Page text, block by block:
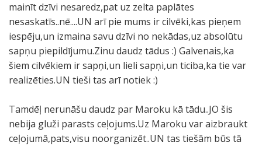
mainīt dzīvi nesaredz,pat uz zelta paplātes
nesaskatīs..nē....UN arī pie mums ir cilvēki,kas pieņem
iespēju,un izmaina savu dzīvi no nekādas,uz absolūtu
sapņu piepildījumu.Zinu daudz tādus :) Galvenais,ka
šiem cilvēkiem ir sapņi,un lieli sapņi,un ticiba,ka tie var
realizēties.UN tieši tas arī notiek :)
Tamdēļ nerunāšu daudz par Maroku kā tādu..JO šis
nebija gluži parasts ceļojums.Uz Maroku var aizbraukt
ceļojumā,pats,visu noorganizēt..UN tas tiešām būs tā